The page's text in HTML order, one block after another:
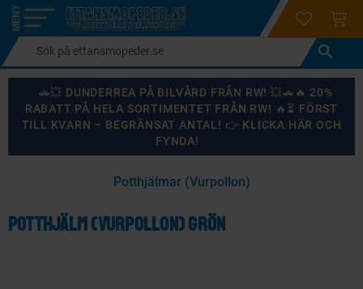
Meny
login
🚗💥 DUNDERREA PÅ BILVÅRD FRÅN RW! 💥🚗🔥 20%
RABATT PÅ HELA SORTIMENTET FRÅN RW! 🔥⏳ FÖRST
TILL KVARN – BEGRÄNSAT ANTAL! 👉 KLICKA HÄR OCH
FYNDA!
KANSKE NÅGON AV DESSA PRODUKTER KAN INTRESSERA
DIG?
Potthjälmar (Vurpollon)
Potthjälm (Vurpollon) Grön